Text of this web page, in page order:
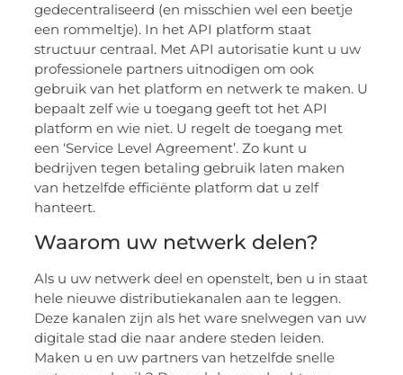
gedecentraliseerd (en misschien wel een beetje
een rommeltje). In het API platform staat
structuur centraal. Met API autorisatie kunt u uw
professionele partners uitnodigen om ook
gebruik van het platform en netwerk te maken. U
bepaalt zelf wie u toegang geeft tot het API
platform en wie niet. U regelt de toegang met
een ‘Service Level Agreement’. Zo kunt u
bedrijven tegen betaling gebruik laten maken
van hetzelfde efficiënte platform dat u zelf
hanteert.
Waarom uw netwerk delen?
Als u uw netwerk deel en openstelt, ben u in staat
hele nieuwe distributiekanalen aan te leggen.
Deze kanalen zijn als het ware snelwegen van uw
digitale stad die naar andere steden leiden.
Maken u en uw partners van hetzelfde snelle